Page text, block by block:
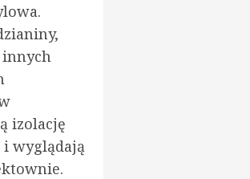
innych
izolację
wyglądają